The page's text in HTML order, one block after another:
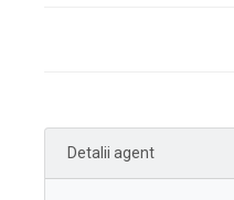
Detalii agent